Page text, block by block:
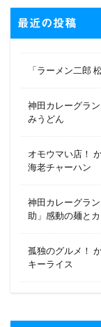
最近の投稿
「ラーメン二郎
神田カレーグラ
みうどん
オモウマい店！
海老チャーハン
神田カレーグラ
助」感動の麺と
孤独のグルメ！
キーライス